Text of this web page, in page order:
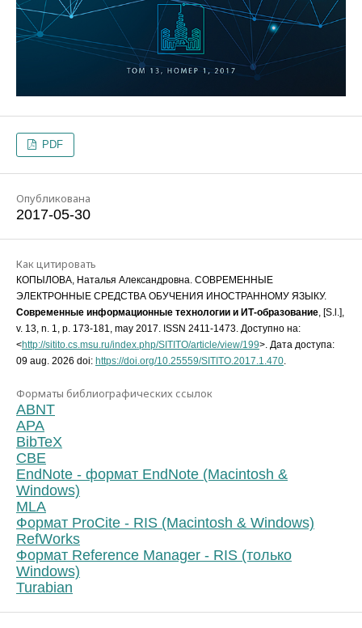
PDF
Опубликована
2017-05-30
Как цитировать
КОПЫЛОВА, Наталья Александровна. СОВРЕМЕННЫЕ
ЭЛЕКТРОННЫЕ СРЕДСТВА ОБУЧЕНИЯ ИНОСТРАННОМУ ЯЗЫКУ.
Современные информационные технологии и ИТ-образование, [S.l.],
v. 13, n. 1, p. 173-181, may 2017. ISSN 2411-1473. Доступно на:
<http://sitito.cs.msu.ru/index.php/SITITO/article/view/199>. Дата доступа:
09 aug. 2026 doi: https://doi.org/10.25559/SITITO.2017.1.470.
Форматы библиографических ссылок
ABNT
APA
BibTeX
CBE
EndNote - формат EndNote (Macintosh &
Windows)
MLA
Формат ProCite - RIS (Macintosh & Windows)
RefWorks
Формат Reference Manager - RIS (только
Windows)
Turabian